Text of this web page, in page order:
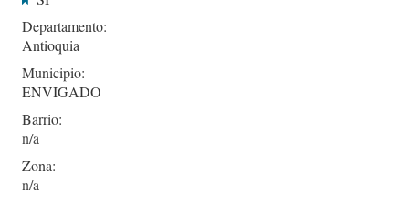
Departamento:
Antioquia
Municipio:
ENVIGADO
Barrio:
Zona: